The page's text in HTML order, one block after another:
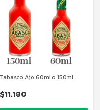
Tabasco Ajo 60ml o 150ml
$11.180